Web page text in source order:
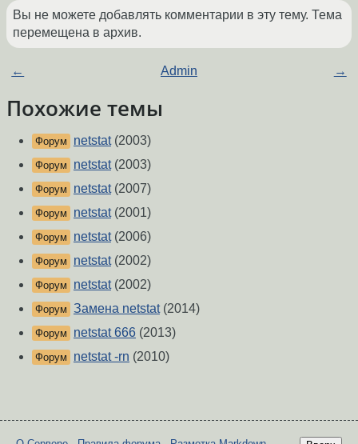
Вы не можете добавлять комментарии в эту тему. Тема
перемещена в архив.
← Admin →
Похожие темы
Форум netstat(2003)
Форум netstat(2003)
Форум netstat(2007)
Форум netstat(2001)
Форум netstat(2006)
Форум netstat(2002)
Форум netstat(2002)
Форум Замена netstat(2014)
Форум netstat 666 (2013)
Форум netstat -rn (2010)